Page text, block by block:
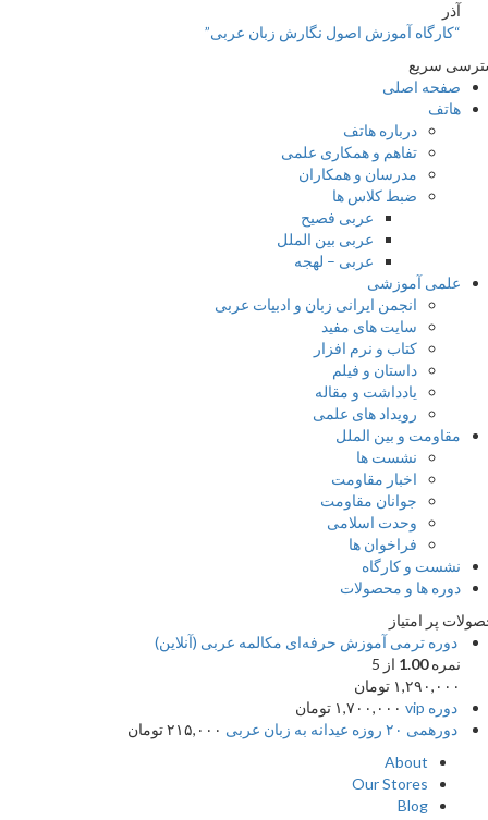
آذر
“کارگاه آموزش اصول نگارش زبان عربی”
سریع
صفحه اصلی
هاتف
درباره هاتف
تفاهم و همکاری علمی
مدرسان و همکاران
ضبط کلاس ها
عربی فصیح
عربی بین الملل
عربی – لهجه
علمی آموزشی
انجمن ایرانی زبان و ادبیات عربی
سایت های مفید
کتاب و نرم افزار
داستان و فیلم
یادداشت و مقاله
رویداد های علمی
مقاومت و بین الملل
نشست ها
اخبار مقاومت
جوانان مقاومت
وحدت اسلامی
فراخوان ها
نشست و کارگاه
دوره ها و محصولات
پر امتیاز
دوره ترمی آموزش حرفه‌ای مکالمه عربی (آنلاین)
نمره1.00از 5
۱,۲۹۰,۰۰۰تومان
دوره vip
۱,۷۰۰,۰۰۰تومان
دورهمی ۲۰ روزه عیدانه به زبان عربی
۲۱۵,۰۰۰ تومان
About
Our Stores
Blog